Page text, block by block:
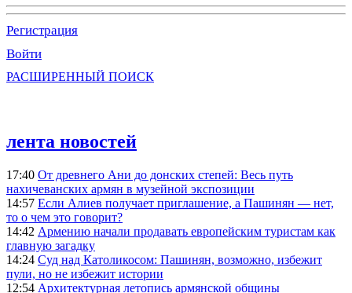
Регистрация
Войти
РАСШИРЕННЫЙ ПОИСК
лента новостей
17:40 От древнего Ани до донских степей: Весь путь
нахичеванских армян в музейной экспозиции
14:57 Если Алиев получает приглашение, а Пашинян — нет,
то о чем это говорит?
14:42 Армению начали продавать европейским туристам как
главную загадку
14:24 Суд над Католикосом: Пашинян, возможно, избежит
пули, но не избежит истории
12:54 Архитектурная летопись армянской общины